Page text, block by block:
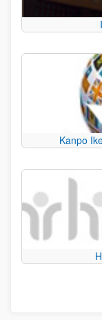
Kanpo